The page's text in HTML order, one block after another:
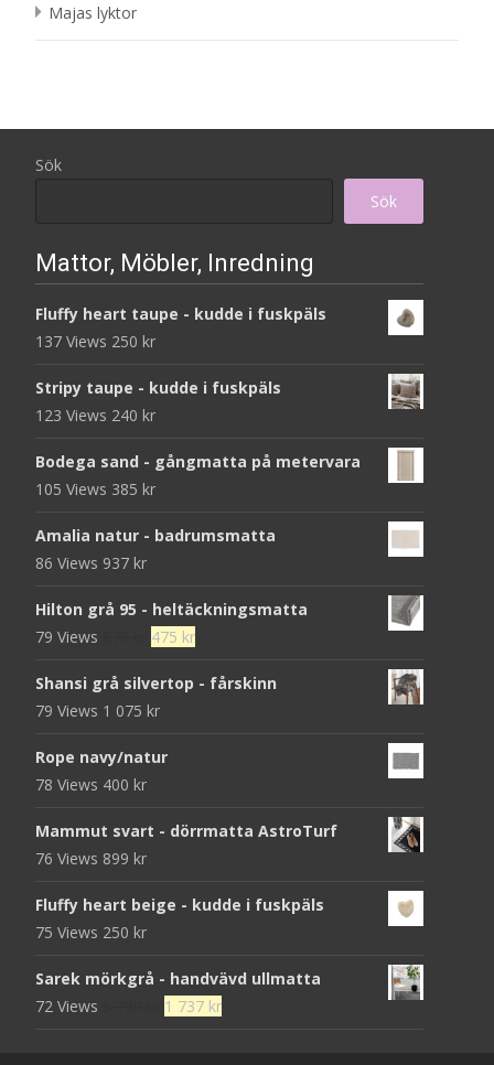
Majas lyktor
Sök
Sök
Mattor, Möbler, Inredning
Fluffy heart taupe - kudde i fuskpäls
137 Views 250 kr
Stripy taupe - kudde i fuskpäls
123 Views 240 kr
Bodega sand - gångmatta på metervara
105 Views 385 kr
Amalia natur - badrumsmatta
86 Views 937 kr
Hilton grå 95 - heltäckningsmatta
79 Views
Det
priset
var:
475 krDet
priset
Shansi grå silvertop - fårskinn
79 Views 1 075 kr
Rope navy/natur
78 Views 400 kr
Mammut svart - dörrmatta AstroTurf
76 Views 899 kr
Fluffy heart beige - kudde i fuskpäls
75 Views 250 kr
Sarek mörkgrå - handvävd ullmatta
72 Views
Det
1 737 krDet